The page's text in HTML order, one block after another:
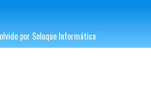
por Soluque Informática